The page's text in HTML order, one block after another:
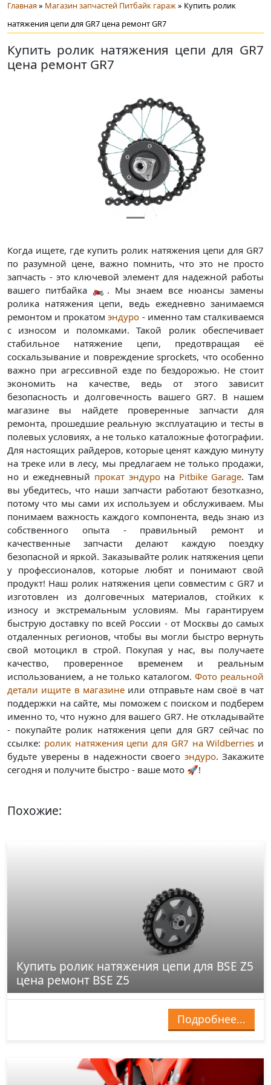
Главная » Магазин запчастей Питбайк гараж» Купить ролик
натяжения цепи для GR7 цена ремонт GR7
Купить ролик натяжения цепи для GR7
цена ремонт GR7
Когда ищете, где купить ролик натяжения цепи для GR7
по разумной цене, важно помнить, что это не просто
запчасть - это ключевой элемент для надежной работы
вашего питбайка 🏍️. Мы знаем все нюансы замены
ролика натяжения цепи, ведь ежедневно занимаемся
ремонтом и прокатомэндуро - именно там сталкиваемся
с износом и поломками. Такой ролик обеспечивает
стабильное натяжение цепи, предотвращая её
соскальзывание и повреждение sprockets, что особенно
важно при агрессивной езде по бездорожью. Не стоит
экономить на качестве, ведь от этого зависит
безопасность и долговечность вашего GR7. В нашем
магазине вы найдете проверенные запчасти для
ремонта, прошедшие реальную эксплуатацию и тесты в
полевых условиях, а не только каталожные фотографии.
Для настоящих райдеров, которые ценят каждую минуту
на треке или в лесу, мы предлагаем не только продажи,
но и ежедневный прокат эндурона Pitbike Garage. Там
вы убедитесь, что наши запчасти работают безотказно,
потому что мы сами их используем и обслуживаем. Мы
понимаем важность каждого компонента, ведь знаю из
собственного опыта - правильный ремонт и
качественные запчасти делают каждую поездку
безопасной и яркой. Заказывайте ролик натяжения цепи
у профессионалов, которые любят и понимают свой
продукт! Наш ролик натяжения цепи совместим с GR7 и
изготовлен из долговечных материалов, стойких к
износу и экстремальным условиям. Мы гарантируем
быструю доставку по всей России - от Москвы до самых
отдаленных регионов, чтобы вы могли быстро вернуть
свой мотоцикл в строй. Покупая у нас, вы получаете
качество, проверенное временем и реальным
использованием, а не только каталогом.Фото реальной
детали ищите в магазине или отправьте нам своё в чат
поддержки на сайте, мы поможем с поиском и подберем
именно то, что нужно для вашего GR7. Не откладывайте
- покупайте ролик натяжения цепи для GR7 сейчас по
ссылке: ролик натяжения цепи для GR7 на Wildberries и
будьте уверены в надежности своего эндуро. Закажите
сегодня и получите быстро - ваше мото 🚀!
Похожие:
Купить ролик натяжения цепи для BSE Z5
цена ремонт BSE Z5
Подробнее...